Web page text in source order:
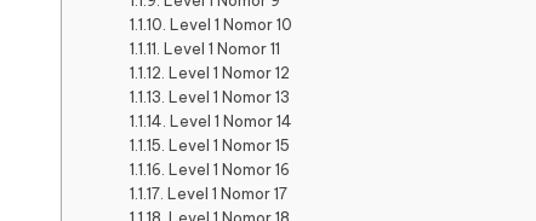
Level 1 Nomor 10
Level 1 Nomor 11
Level 1 Nomor 12
Level 1 Nomor 13
Level 1 Nomor 14
Level 1 Nomor 15
Level 1 Nomor 16
Level 1 Nomor 17